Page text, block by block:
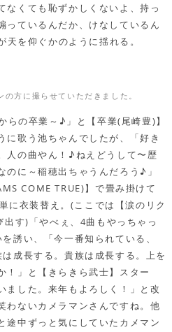
なくても恥ずかしくないよ、持っ
っているんだか、けなしているん
を仰ぐかのように揺れる。
方に撮らせていただきました。
らの卒業～♪」と【卒業(尾崎豊)】
に歌う池ちゃんでしたが、「好き
人の曲やん！♪ねえどうして〜歴
のに～稲穂出ちゃうんだろう♪」
COME TRUE)】で畳み掛けて
に衣装替え。(ここでは【涙のリク
す)「やべぇ、4曲もやっちゃっ
誘い、「今一番知られている、
成長する。貴族は成長する。上を
！」と【きらきら武士】スター
ました。来年もよろしく！」と改
わないカメラマンさんですね。他
途中ずっと気にしていたカメマン